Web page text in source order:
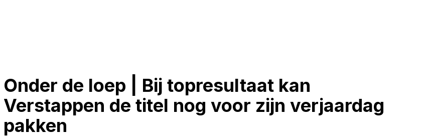
Onder de loep | Bij topresultaat kan
Verstappen de titel nog voor zijn verjaardag
pakken